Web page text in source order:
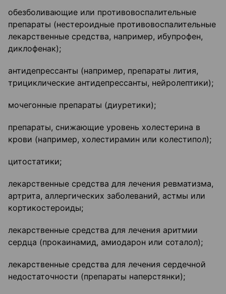
обезболивающие или противовоспалительные
препараты (нестероидные противовоспалительные
лекарственные средства, например, ибупрофен,
диклофенак);
антидепрессанты (например, препараты лития,
трициклические антидепрессанты, нейролептики);
мочегонные препараты (диуретики);
препараты, снижающие уровень холестерина в
крови (например, холестирамин или колестипол);
цитостатики;
лекарственные средства для лечения ревматизма,
артрита, аллергических заболеваний, астмы или
кортикостероиды;
лекарственные средства для лечения аритмии
сердца (прокаинамид, амиодарон или соталол);
лекарственные средства для лечения сердечной
недостаточности (препараты наперстянки);